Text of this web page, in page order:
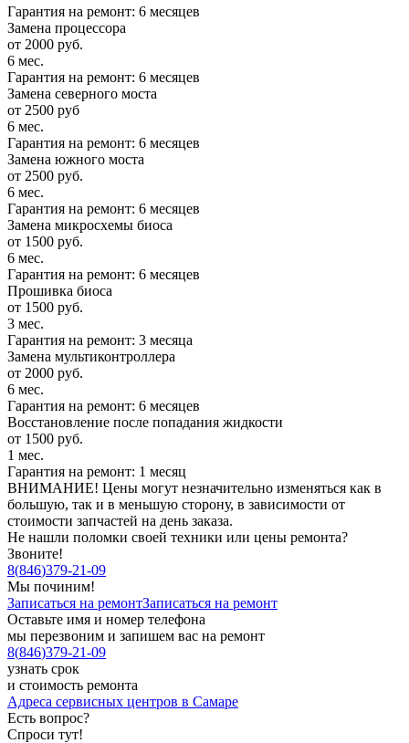
Гарантия на ремонт: 6 месяцев
Замена процессора
от 2000 руб.
6 мес.
Гарантия на ремонт: 6 месяцев
Замена северного моста
от 2500 руб
6 мес.
Гарантия на ремонт: 6 месяцев
Замена южного моста
от 2500 руб.
6 мес.
Гарантия на ремонт: 6 месяцев
Замена микросхемы биоса
от 1500 руб.
6 мес.
Гарантия на ремонт: 6 месяцев
Прошивка биоса
от 1500 руб.
3 мес.
Гарантия на ремонт: 3 месяца
Замена мультиконтроллера
от 2000 руб.
6 мес.
Гарантия на ремонт: 6 месяцев
Восстановление после попадания жидкости
от 1500 руб.
1 мес.
Гарантия на ремонт: 1 месяц
ВНИМАНИЕ! Цены могут незначительно изменяться как в
большую, так и в меньшую сторону, в зависимости от
стоимости запчастей на день заказа.
Не нашли поломки своей техники или цены ремонта?
Звоните!
8(846)379-21-09
Мы починим!
Записаться на ремонтЗаписаться на ремонт
Оставьте имя и номер телефона
мы перезвоним и запишем вас на ремонт
8(846)379-21-09
узнать срок
и стоимость ремонта
Адреса сервисных центров в Самаре
Есть вопрос?
Спроси тут!